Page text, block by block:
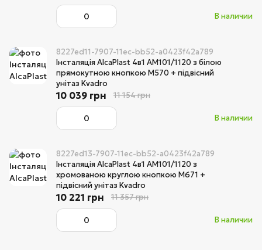
В наличии
8227ed11-7907-11ec-bb52-a0423f42a789
Інсталяція AlcaPlast 4в1 AM101/1120 з білою
прямокутною кнопкою M570 + підвісний
унітаз Kvadro
В наличии
10 039 грн 11 154 грн
8227ed13-7907-11ec-bb52-a0423f42a789
Інсталяція AlcaPlast 4в1 AM101/1120 з
хромованою круглою кнопкою M671 +
підвісний унітаз Kvadro
В наличии
10 221 грн 11 357 грн